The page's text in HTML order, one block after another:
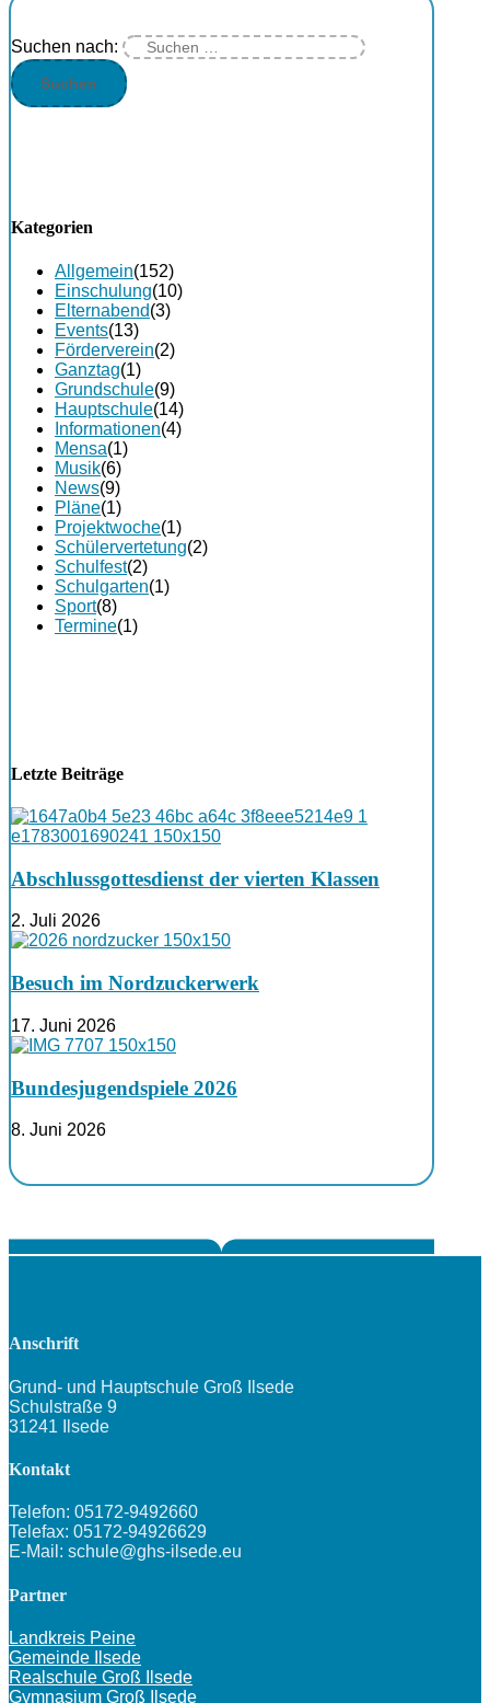
Suchen nach:
Kategorien
Allgemein(152)
Einschulung(10)
Elternabend(3)
Events(13)
Förderverein(2)
Ganztag(1)
Grundschule(9)
Hauptschule(14)
Informationen(4)
Mensa(1)
Musik(6)
News(9)
Pläne(1)
Projektwoche(1)
Schülervertetung(2)
Schulfest(2)
Schulgarten(1)
Sport(8)
Termine(1)
Letzte Beiträge
Abschlussgottesdienst der vierten Klassen
2. Juli 2026
Besuch im Nordzuckerwerk
17. Juni 2026
Bundesjugendspiele 2026
8. Juni 2026
Anschrift
Grund- und Hauptschule Groß Ilsede
Schulstraße 9
31241 Ilsede
Kontakt
Telefon: 05172-9492660
Telefax: 05172-94926629
E-Mail: schule@ghs-ilsede.eu
Partner
Landkreis Peine
Gemeinde Ilsede
Realschule Groß Ilsede
Gymnasium Groß Ilsede